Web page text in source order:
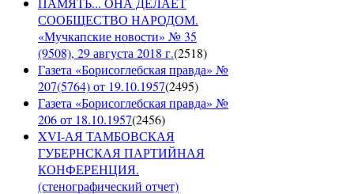
СООБЩЕСТВО НАРОДОМ.
«Мучкапские новости» № 35
(9508), 29 августа 2018 г.(2518)
Газета «Борисоглебская правда» №
207(5764) от 19.10.1957(2495)
Газета «Борисоглебская правда» №
206 от 18.10.1957(2456)
XVI-АЯ ТАМБОВСКАЯ
ГУБЕРНСКАЯ ПАРТИЙНАЯ
КОНФЕРЕНЦИЯ.
(стенографический отчет)